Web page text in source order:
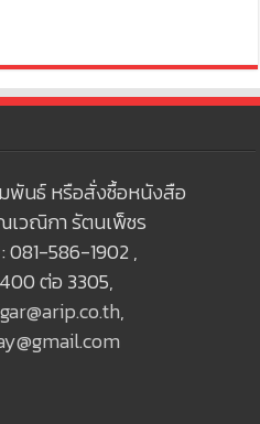
พันธ์ หรือสั่งซื้อหนังสือ
วณิกา รัตนเพ็ชร
081-586-1902 ,
ต่อ 3305,
,